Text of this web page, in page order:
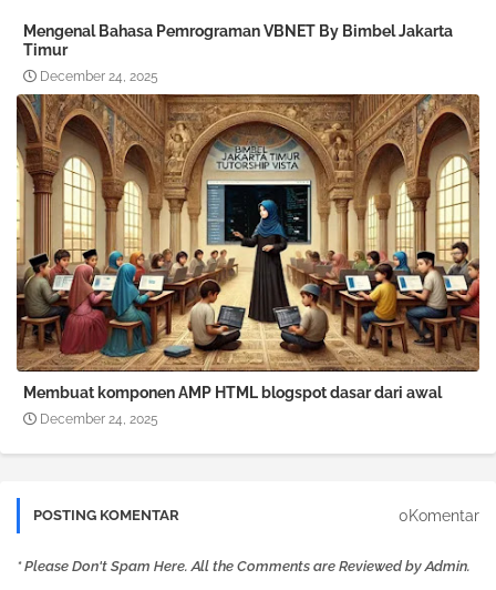
Mengenal Bahasa Pemrograman VBNET By Bimbel Jakarta
Timur
December 24, 2025
Membuat komponen AMP HTML blogspot dasar dari awal
December 24, 2025
POSTING KOMENTAR 0Komentar
* Please Don't Spam Here. All the Comments are Reviewed by Admin.